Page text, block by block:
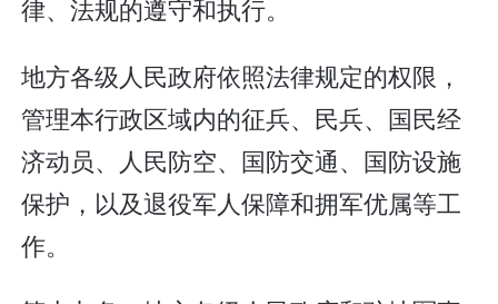
律、法规的遵守和执行。
地方各级人民政府依照法律规定的权限，
管理本行政区域内的征兵、民兵、国民经
济动员、人民防空、国防交通、国防设施
保护，以及退役军人保障和拥军优属等工
作。